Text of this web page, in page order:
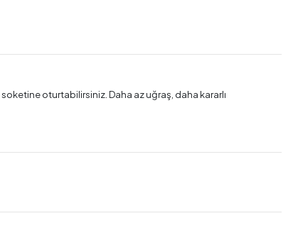
oturtabilirsiniz. Daha az uğraş, daha kararlı